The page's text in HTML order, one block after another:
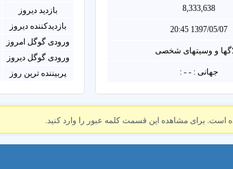
8,333,638
1397/05/07 20:45
و وسیتهای شخصی
جهانی : - - :
بازدید دیروز
بازدیدکننده دیروز
ورودی گوگل امروز
ورودی گوگل دیروز
پربیننده ترین روز
برای مشاهده این قسمت کلمه عبور را وارد کنید.